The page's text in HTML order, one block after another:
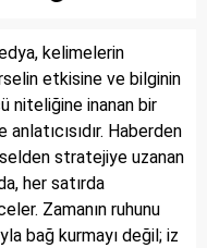
kelimelerin
etkisine ve bilginin
niteliğine inanan bir
Haberden
stratejiye uzanan
her satırda
Zamanın ruhunu
bağ kurmayı değil; iz